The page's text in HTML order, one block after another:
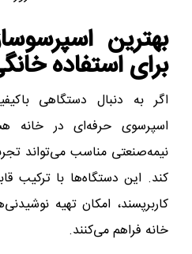
بهترین
برای استفاده
اگر به دنبال دستگاهی
اسپرسوی حرفه‌ای در خانه
نیمه‌صنعتی مناسب می‌تواند
کند. این دستگاه‌ها با ترکیب
کاربرپسند، امکان تهیه
خانه فراهم می‌کنند.